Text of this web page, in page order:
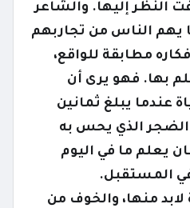
النظر إليها. والشاعر
يهم الناس من تجاربهم
مطابقة للواقع،
بها. فهو يرى أن
عندما يبلغ ثمانين
الذي يحس به
يعلم ما في اليوم
المستقبل.
منها، والخوف من